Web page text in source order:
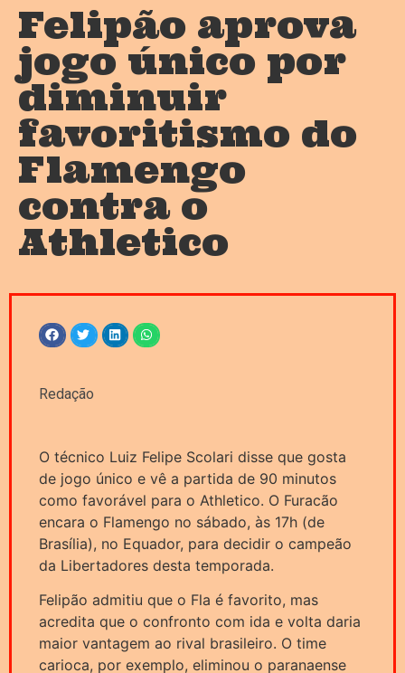
Felipão aprova
jogo único por
diminuir
favoritismo do
Flamengo
contra o
Athletico
Redação
O técnico Luiz Felipe Scolari disse que gosta
de jogo único e vê a partida de 90 minutos
como favorável para o Athletico. O Furacão
encara o Flamengo no sábado, às 17h (de
Brasília), no Equador, para decidir o campeão
da Libertadores desta temporada.
Felipão admitiu que o Fla é favorito, mas
acredita que o confronto com ida e volta daria
maior vantagem ao rival brasileiro. O time
carioca, por exemplo, eliminou o paranaense